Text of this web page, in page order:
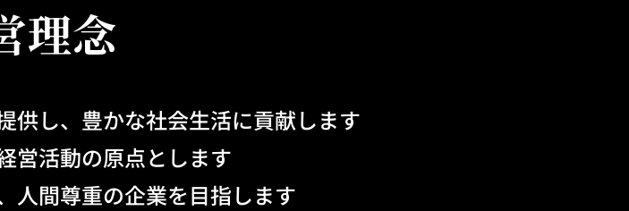
理念
供し、豊かな社会生活に貢献します
営活動の原点とします
人間尊重の企業を目指します